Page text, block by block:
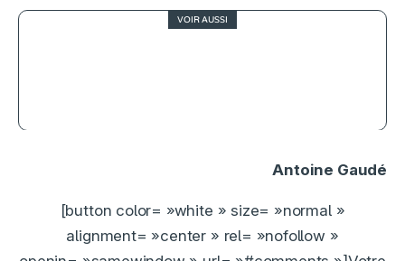
VOIR AUSSI
Antoine Gaudé
[button color= »white » size= »normal »
alignment= »center » rel= »nofollow »